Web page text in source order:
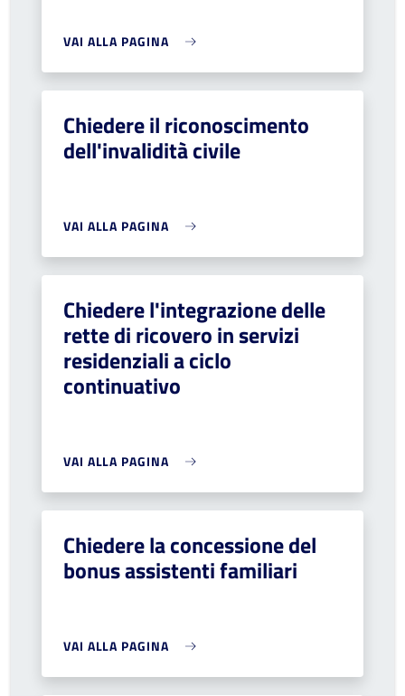
VAI ALLA PAGINA
Chiedere il riconoscimento
dell'invalidità civile
VAI ALLA PAGINA
Chiedere l'integrazione delle
rette di ricovero in servizi
residenziali a ciclo
continuativo
VAI ALLA PAGINA
Chiedere la concessione del
bonus assistenti familiari
VAI ALLA PAGINA